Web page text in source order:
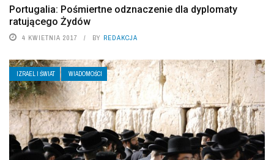
Portugalia: Pośmiertne odznaczenie dla dyplomaty
ratującego Żydów
4 KWIETNIA 2017 BY REDAKCJA
IZRAEL I ŚWIAT WIADOMOŚCI